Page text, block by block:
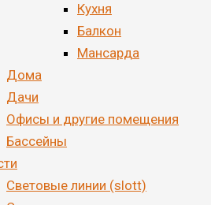
Кухня
Балкон
Мансарда
Дома
Дачи
Офисы и другие помещения
Бассейны
Световые линии (slott)